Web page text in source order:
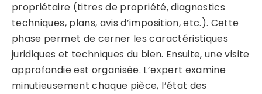
propriétaire (titres de propriété, diagnostics
techniques, plans, avis d’imposition, etc.). Cette
phase permet de cerner les caractéristiques
juridiques et techniques du bien. Ensuite, une visite
approfondie est organisée. L’expert examine
minutieusement chaque pièce, l’état des